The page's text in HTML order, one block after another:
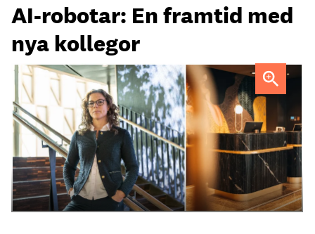
AI-robotar: En framtid med
nya kollegor
Professor Kristina Palm FOTO: Theresia Viska FOTO:
Dylan Calluy / Unsplash